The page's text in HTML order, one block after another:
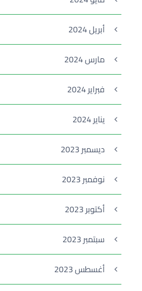
أبريل 2024
مارس 2024
فبراير 2024
يناير 2024
ديسمبر 2023
نوفمبر 2023
أكتوبر 2023
سبتمبر 2023
أغسطس 2023